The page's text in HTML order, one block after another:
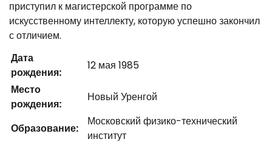
приступил к магистерской программе по
искусственному интеллекту, которую успешно закончил
с отличием.
Дата
рождения:
12 мая 1985
Место
рождения:
Новый Уренгой
Образование:
Московский физико-технический
институт